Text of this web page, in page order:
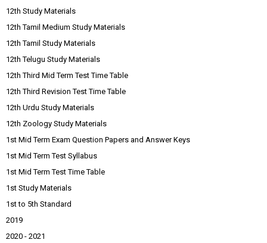
12th Study Materials
12th Tamil Medium Study Materials
12th Tamil Study Materials
12th Telugu Study Materials
12th Third Mid Term Test Time Table
12th Third Revision Test Time Table
12th Urdu Study Materials
12th Zoology Study Materials
1st Mid Term Exam Question Papers and Answer Keys
1st Mid Term Test Syllabus
1st Mid Term Test Time Table
1st Study Materials
1st to 5th Standard
2019
2020 - 2021